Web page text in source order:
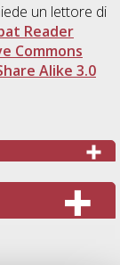
un lettore di
Reader
Commons
Alike 3.0